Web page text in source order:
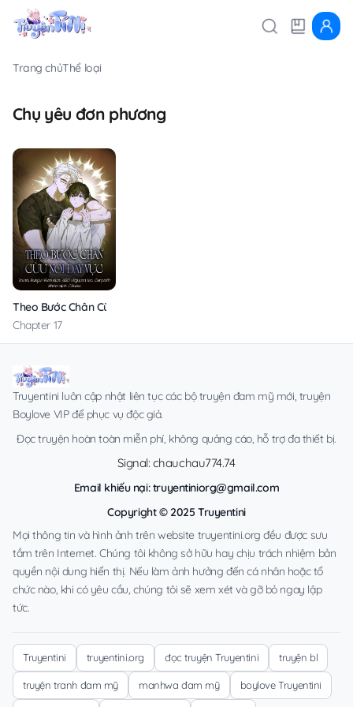
Trang chủThể loại
Chụ yêu đơn phương
Theo Bước Chân Cừu Nơi Đáy Vực
Chapter 17
Truyentini luôn cập nhật liên tục các bộ truyện đam mỹ mới, truyện
Boylove VIP để phục vụ độc giả.
Đọc truyện hoàn toàn miễn phí, không quảng cáo, hỗ trợ đa thiết bị.
Signal: chauchau774.74
Email khiếu nại:truyentiniorg@gmail.com
Copyright © 2025 Truyentini
Mọi thông tin và hình ảnh trên website truyentini.org đều được sưu
tầm trên Internet. Chúng tôi không sở hữu hay chịu trách nhiệm bản
quyền nội dung hiển thị. Nếu làm ảnh hưởng đến cá nhân hoặc tổ
chức nào, khi có yêu cầu, chúng tôi sẽ xem xét và gỡ bỏ ngay lập
tức.
Truyentini truyentini.org đọc truyện Truyentini truyện bl
truyện tranh đam mỹ manhwa đam mỹ boylove Truyentini